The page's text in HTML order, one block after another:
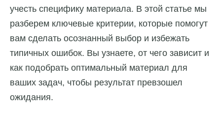
учесть специфику материала. В этой статье мы
разберем ключевые критерии, которые помогут
вам сделать осознанный выбор и избежать
типичных ошибок. Вы узнаете, от чего зависит и
как подобрать оптимальный материал для
ваших задач, чтобы результат превзошел
ожидания.